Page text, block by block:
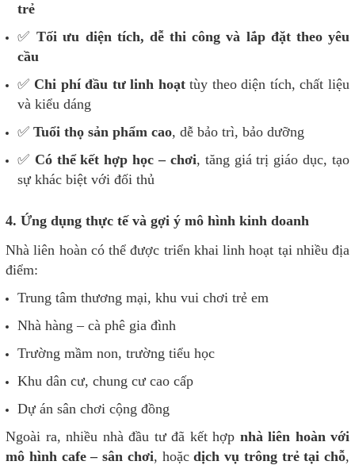
trẻ
✅Tối ưu diện tích, dễ thi công và lắp đặt theo yêu
cầu
✅ Chi phí đầu tư linh hoạttùy theo diện tích, chất liệu
và kiểu dáng
✅ Tuổi thọ sản phẩm cao, dễ bảo trì, bảo dưỡng
✅ Có thể kết hợp học – chơi, tăng giá trị giáo dục, tạo
sự khác biệt với đối thủ
4. Ứng dụng thực tế và gợi ý mô hình kinh doanh
Nhà liên hoàn có thể được triển khai linh hoạt tại nhiều địa
điểm:
Trung tâm thương mại, khu vui chơi trẻ em
Nhà hàng – cà phê gia đình
Trường mầm non, trường tiểu học
Khu dân cư, chung cư cao cấp
Dự án sân chơi cộng đồng
Ngoài ra, nhiều nhà đầu tư đã kết hợp nhà liên hoàn với
mô hình cafe – sân chơi, hoặcdịch vụ trông trẻ tại chỗ,